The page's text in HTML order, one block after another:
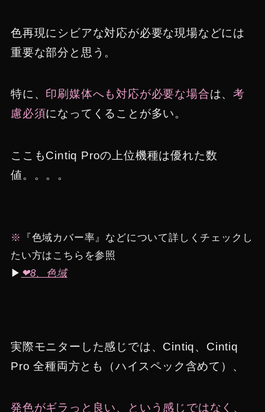
色再現にシビアな対応が必要な現場などには
重要な部分と思う。
特に、 印刷媒体へも対応が必要な場合は、考
慮必須になってくることが多い。
ここもCintiq Proの上位機種は優れた数
値。。。。
※
『色域カバー率』などについて詳しくチェックし
たい方はこちらを参照
▶︎ ❤︎8、色域
実際モニターした感じでは、Cintiq、Cintiq
Pro 全種両方とも（ハイスペック含めて）、
発色がギラっと良い、という感じではなく、